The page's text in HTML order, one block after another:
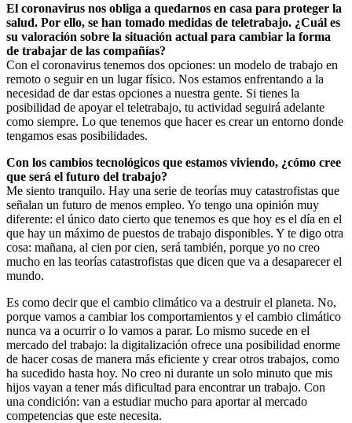
El coronavirus nos obliga a quedarnos en casa para proteger la
salud. Por ello, se han tomado medidas de teletrabajo. ¿Cuál es
su valoración sobre la situación actual para cambiar la forma
de trabajar de las compañías?
Con el coronavirus tenemos dos opciones: un modelo de trabajo en
remoto o seguir en un lugar físico. Nos estamos enfrentando a la
necesidad de dar estas opciones a nuestra gente. Si tienes la
posibilidad de apoyar el teletrabajo, tu actividad seguirá adelante
como siempre. Lo que tenemos que hacer es crear un entorno donde
tengamos esas posibilidades.
Con los cambios tecnológicos que estamos viviendo, ¿cómo cree
que será el futuro del trabajo?
Me siento tranquilo. Hay una serie de teorías muy catastrofistas que
señalan un futuro de menos empleo. Yo tengo una opinión muy
diferente: el único dato cierto que tenemos es que hoy es el día en el
que hay un máximo de puestos de trabajo disponibles. Y te digo otra
cosa: mañana, al cien por cien, será también, porque yo no creo
mucho en las teorías catastrofistas que dicen que va a desaparecer el
mundo.
Es como decir que el cambio climático va a destruir el planeta. No,
porque vamos a cambiar los comportamientos y el cambio climático
nunca va a ocurrir o lo vamos a parar. Lo mismo sucede en el
mercado del trabajo: la digitalización ofrece una posibilidad enorme
de hacer cosas de manera más eficiente y crear otros trabajos, como
ha sucedido hasta hoy. No creo ni durante un solo minuto que mis
hijos vayan a tener más dificultad para encontrar un trabajo. Con
una condición: van a estudiar mucho para aportar al mercado
competencias que este necesita.